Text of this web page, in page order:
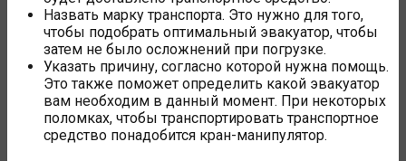
Назвать марку транспорта. Это нужно для того,
чтобы подобрать оптимальный эвакуатор, чтобы
затем не было осложнений при погрузке.
Указать причину, согласно которой нужна помощь.
Это также поможет определить какой эвакуатор
вам необходим в данный момент. При некоторых
поломках, чтобы транспортировать транспортное
средство понадобится кран-манипулятор.